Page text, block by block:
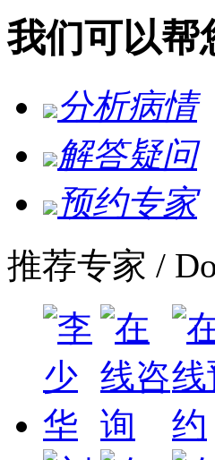
我们可以帮
分析病情
解答疑问
预约专家
推荐专家 /